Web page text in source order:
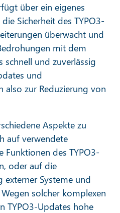
über ein eigenes
Sicherheit des TYPO3-
überwacht und
mit dem
schnell und zuverlässig
und
also zur Reduzierung von
Aspekte zu
auf verwendete
Funktionen des TYPO3-
oder auf die
Systeme und
solcher komplexen
TYPO3-Updates hohe